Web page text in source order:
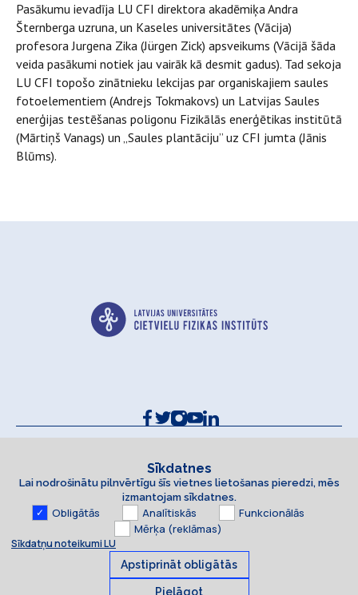
Pasākumu ievadīja LU CFI direktora akadēmiķa Andra
Šternberga uzruna, un Kaseles universitātes (Vācija)
profesora Jurgena Zika (Jürgen Zick) apsveikums (Vācijā šāda
veida pasākumi notiek jau vairāk kā desmit gadus). Tad sekoja
LU CFI topošo zinātnieku lekcijas par organiskajiem saules
fotoelementiem (Andrejs Tokmakovs) un Latvijas Saules
enerģijas testēšanas poligonu Fizikālās enerģētikas institūtā
(Mārtiņš Vanags) un „Saules plantāciju” uz CFI jumta (Jānis
Blūms).
Kontakti un rekvizīti
Piekļūstamības paziņojums
Sīkdatnes
Lai nodrošinātu pilnvērtīgu šīs vietnes lietošanas pieredzi, mēs
izmantojam sīkdatnes.
Obligātās Analītiskās
Funkcionālās
Mērķa (reklāmas)
Sīkdatņu noteikumi LU
Apstiprināt obligātās
Pielāgot